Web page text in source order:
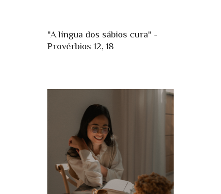
"A língua dos sábios cura" -
Provérbios 12, 18